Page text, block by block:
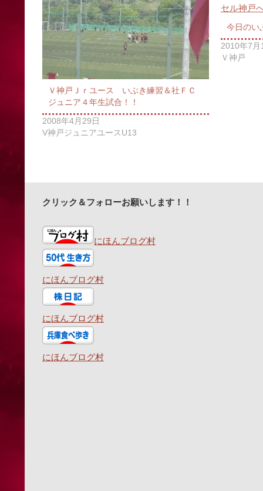
Ｖ神戸Ｊｒユース いぶき練習＆社ＦＣ
ジュニア４年生試合！！
2008年4月29日
V神戸ジュニアユースU13
今日のい
2010年7月
Ｖ神戸
クリック＆フォローお願いします！！
にほんブログ村
にほんブログ村
にほんブログ村
にほんブログ村